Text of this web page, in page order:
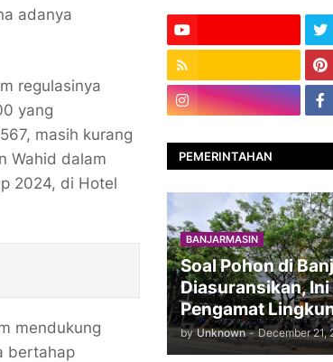
adanya
regulasinya
yang
masih kurang
Wahid dalam
2024, di Hotel
mendukung
bertahap
PEMERINTAHAN
BANJARMASIN
Soal Pohon di
Diasuransikan, Ini
Pengamat
by Unknown - December 21,